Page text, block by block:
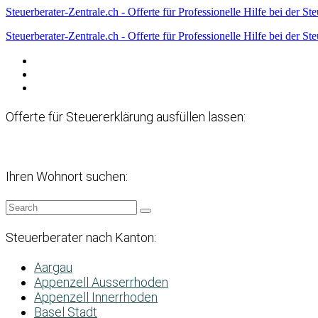
Steuerberater-Zentrale.ch - Offerte für Professionelle Hilfe bei der
Steuerberater-Zentrale.ch - Offerte für Professionelle Hilfe bei der
Offerte für Steuererklärung ausfüllen lassen:
Ihren Wohnort suchen:
Steuerberater nach Kanton:
Aargau
Appenzell Ausserrhoden
Appenzell Innerrhoden
Basel Stadt